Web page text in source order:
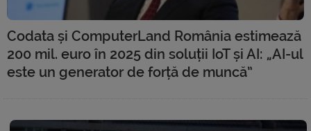
Codata și ComputerLand România estimează
200 mil. euro în 2025 din soluții IoT și AI: „AI-ul
este un generator de forță de muncă”